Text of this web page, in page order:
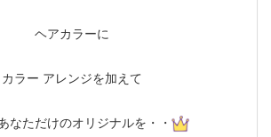
ヘアカラーに
カラー アレンジを加えて
なただけのオリジナルを・・